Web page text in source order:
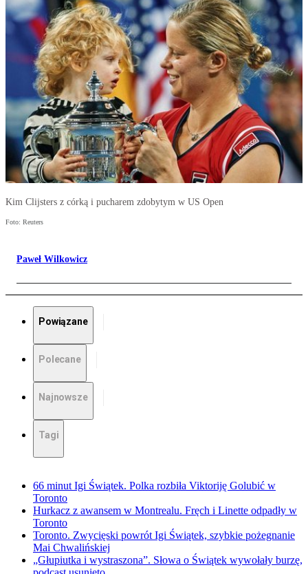
Kim Clijsters z córką i pucharem zdobytym w US Open
Foto: Reuters
Paweł Wilkowicz
Powiązane
Polecane
Najnowsze
Tagi
66 minut Igi Świątek. Polka rozbiła Viktoriję Golubić w
Toronto
Hurkacz z awansem w Montrealu. Fręch i Linette odpadły w
Toronto
Toronto. Zwycięski powrót Igi Świątek, szybkie pożegnanie
Mai Chwalińskiej
„Głupiutka i wystraszona”. Słowa o Świątek wywołały burzę,